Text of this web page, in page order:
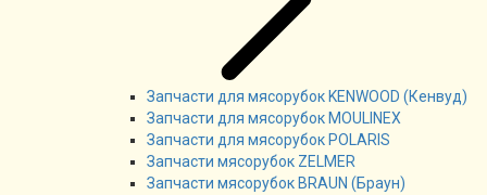
Запчасти для мясорубок KENWOOD (Кенвуд)
Запчасти для мясорубок MOULINEX
Запчасти для мясорубок POLARIS
Запчасти мясорубок ZELMER
Запчасти мясорубок BRAUN (Браун)